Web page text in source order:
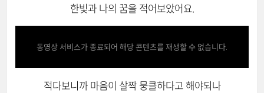
한빛과 나의 꿈을 적어보았어요.
동영상 서비스가 종료되어 해당 콘텐츠를 재생할 수 없습니다.
적다보니까 마음이 살짝 뭉클하다고 해야되나